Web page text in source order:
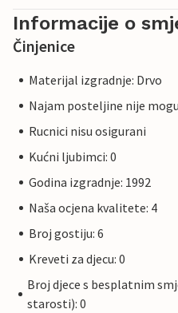
Informacije o
Činjenice
Materijal izgradnje: Drvo
Najam posteljine nije
Rucnici nisu osigurani
Kućni ljubimci: 0
Godina izgradnje: 1992
Naša ocjena kvalitete: 4
Broj gostiju: 6
Kreveti za djecu: 0
Broj djece s besplatnim
starosti): 0